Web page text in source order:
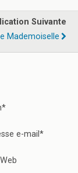
Suivante
Mademoiselle
e-mail*